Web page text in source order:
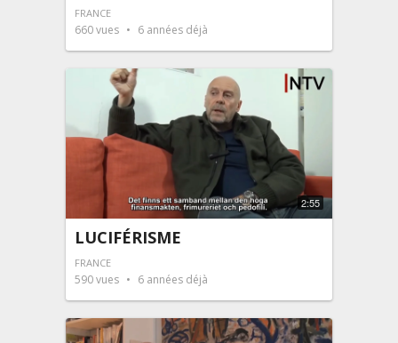
FRANCE
660vues 6 années déjà
2:55
LUCIFÉRISME
FRANCE
590vues 6 années déjà